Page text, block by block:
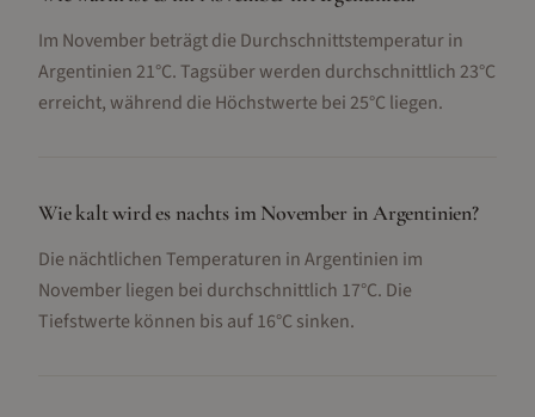
Im November beträgt die Durchschnittstemperatur in
Argentinien 21°C. Tagsüber werden durchschnittlich 23°C
erreicht, während die Höchstwerte bei 25°C liegen.
Wie kalt wird es nachts im November in Argentinien?
Die nächtlichen Temperaturen in Argentinien im
November liegen bei durchschnittlich 17°C. Die
Tiefstwerte können bis auf 16°C sinken.